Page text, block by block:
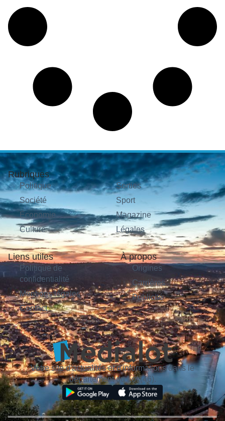
Rubriques
Politique
Société
Économie
Culture
Sorties
Sport
Magazine
Légales
Liens utiles
Politique de
confidentialité
Mentions légales
Contact
À propos
Origines
Carrières
Publicité
Votre site d'actualités et d'informations dans le
département du Lot (46).